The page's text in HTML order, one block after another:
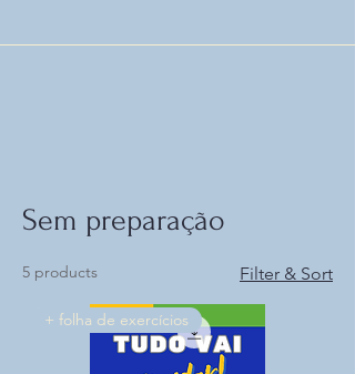
Sem preparação
5 products Filter & Sort
+ folha de exercícios